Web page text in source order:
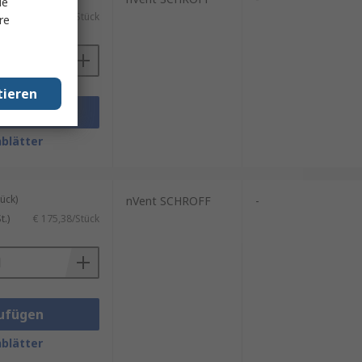
€ 39,45/Stück
€ 175,38/Stück
nVent SCHROFF -